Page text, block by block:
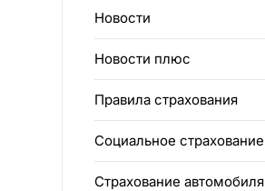
Новости
Новости плюс
Правила страхования
Социальное страхование
Страхование автомобиля